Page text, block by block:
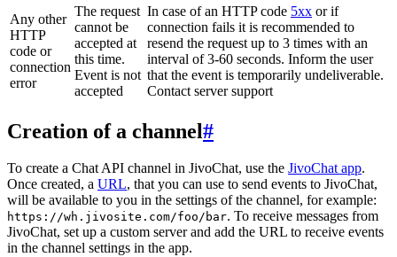
Any other
HTTP
code or
connection
error
The request
cannot be
accepted at
this time.
Event is not
accepted
In case of an HTTP code 5xx or if
connection fails it is recommended to
resend the request up to 3 times with an
interval of 3-60 seconds. Inform the user
that the event is temporarily undeliverable.
Contact server support
Creation of a channel#
To create a Chat API channel in JivoChat, use the JivoChat app.
Once created, a URL, that you can use to send events to JivoChat,
will be available to you in the settings of the channel, for example:
https://wh.jivosite.com/foo/bar. To receive messages from
JivoChat, set up a custom server and add the URL to receive events
in the channel settings in the app.